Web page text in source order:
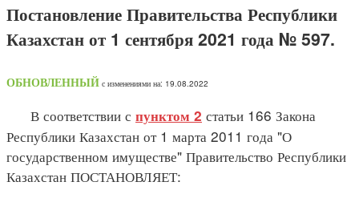
Постановление Правительства Республики
Казахстан от 1 сентября 2021 года № 597.
ОБНОВЛЕННЫЙ с изменениями на: 19.08.2022
В соответствии с пунктом 2 статьи 166 Закона
Республики Казахстан от 1 марта 2011 года "О
государственном имуществе" Правительство Республики
Казахстан ПОСТАНОВЛЯЕТ: